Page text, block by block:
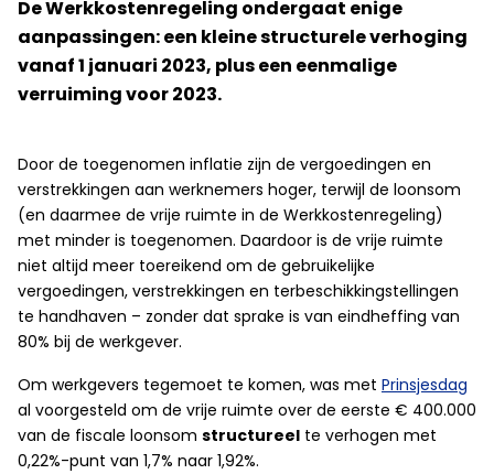
De Werkkostenregeling ondergaat enige
aanpassingen: een kleine structurele verhoging
vanaf 1 januari 2023, plus een eenmalige
verruiming voor 2023.
Door de toegenomen inflatie zijn de vergoedingen en
verstrekkingen aan werknemers hoger, terwijl de loonsom
(en daarmee de vrije ruimte in de Werkkostenregeling)
met minder is toegenomen. Daardoor is de vrije ruimte
niet altijd meer toereikend om de gebruikelijke
vergoedingen, verstrekkingen en terbeschikkingstellingen
te handhaven – zonder dat sprake is van eindheffing van
80% bij de werkgever.
Om werkgevers tegemoet te komen, was met Prinsjesdag
al voorgesteld om de vrije ruimte over de eerste € 400.000
van de fiscale loonsom structureel te verhogen met
0,22%-punt van 1,7% naar 1,92%.